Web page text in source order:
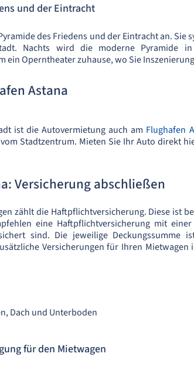
und der Eintracht
des Friedens und der Eintracht an. Sie
Nachts wird die moderne Pyramide
Operntheater zuhause, wo Sie
Astana
ist die Autovermietung auch am Flughafen
Stadtzentrum. Mieten Sie Ihr Auto direkt
Versicherung abschließen
zählt die Haftpflichtversicherung. Diese ist
eine Haftpflichtversicherung mit
sind. Die jeweilige Deckungssumme
Versicherungen für Ihren
Dach und Unterboden
für den Mietwagen